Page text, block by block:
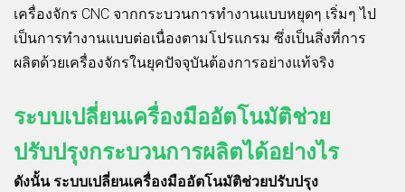
เครื่องจักร CNC จากกระบวนการทำงานแบบหยุดๆ เริ่มๆ ไป
เป็นการทำงานแบบต่อเนื่องตามโปรแกรม ซึ่งเป็นสิ่งที่การ
ผลิตด้วยเครื่องจักรในยุคปัจจุบันต้องการอย่างแท้จริง
ระบบเปลี่ยนเครื่องมืออัตโนมัติช่วย
ปรับปรุงกระบวนการผลิตได้อย่างไร
ดังนั้น ระบบเปลี่ยนเครื่องมืออัตโนมัติช่วยปรับปรุง